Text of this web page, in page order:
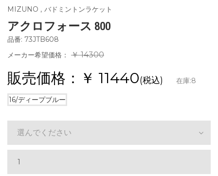
MIZUNO , バドミントンラケット
アクロフォース 800
品番: 73JTB608
メーカー希望価格：
￥ 14300
販売価格：￥ 11440(税込) 在庫:8
16/ディープブルー
選んでください